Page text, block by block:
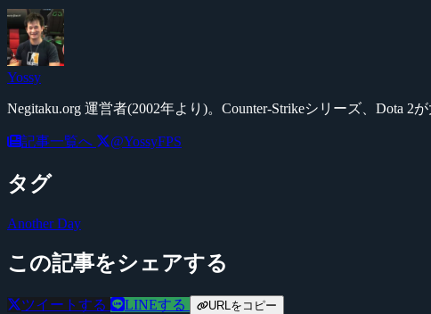
Yossy
Negitaku.org 運営者(2002年より)。Counter-Strikeシリーズ、Dota
記事一覧へ @YossyFPS
タグ
Another Day
この記事をシェアする
ツイートする LINEする URLをコピー